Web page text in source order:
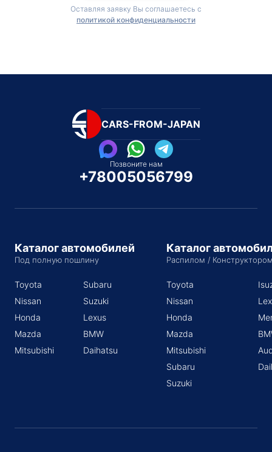
Оставляя заявку Вы соглашаетесь с
политикой конфиденциальности
CARS-FROM-JAPAN
Позвоните нам
+78005056799
Каталог автомобилей
Под полную пошлину
Toyota
Nissan
Honda
Mazda
Mitsubishi
Subaru
Suzuki
Lexus
BMW
Daihatsu
Каталог
Распилом /
Toyota
Nissan
Honda
Mazda
Mitsubishi
Subaru
Suzuki